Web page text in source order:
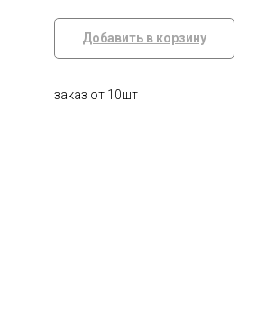
Добавить в корзину
заказ от 10шт